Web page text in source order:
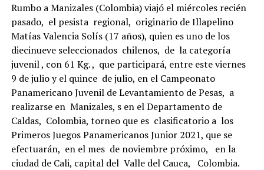
Rumbo a Manizales (Colombia) viajó el miércoles recién
pasado, el pesista regional, originario de Illapelino
Matías Valencia Solís (17 años), quien es uno de los
diecinueve seleccionados chilenos, de la categoría
juvenil , con 61 Kg. , que participará, entre este viernes
9 de julio y el quince de julio, en el Campeonato
Panamericano Juvenil de Levantamiento de Pesas, a
realizarse en Manizales, s en el Departamento de
Caldas, Colombia, torneo que es clasificatorio a los
Primeros Juegos Panamericanos Junior 2021, que se
efectuarán, en el mes de noviembre próximo, en la
ciudad de Cali, capital del Valle del Cauca, Colombia.